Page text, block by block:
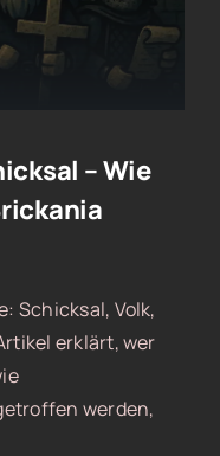
– Wie
Schicksal, Volk,
erklärt, wer
werden,